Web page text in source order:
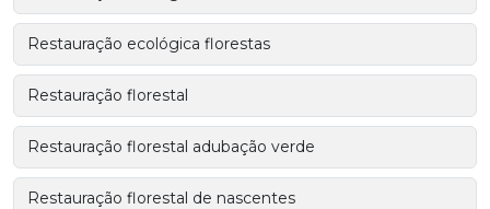
Restauração ecológica florestas
Restauração florestal
Restauração florestal adubação verde
Restauração florestal de nascentes